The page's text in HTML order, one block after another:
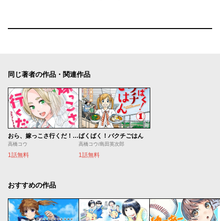
同じ著者の作品・関連作品
おら、嫁っこさ行くだ！ ～コスプレＪＫの秘密の愛情～
高橋コウ
1話無料
ばくばく！バクチごはん
高橋コウ/島田英次郎
1話無料
おすすめの作品